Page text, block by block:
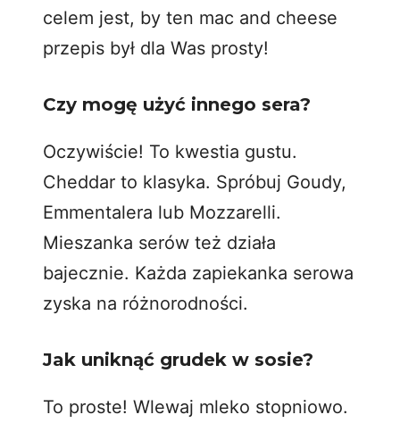
celem jest, by ten mac and cheese
przepis był dla Was prosty!
Czy mogę użyć innego sera?
Oczywiście! To kwestia gustu.
Cheddar to klasyka. Spróbuj Goudy,
Emmentalera lub Mozzarelli.
Mieszanka serów też działa
bajecznie. Każda zapiekanka serowa
zyska na różnorodności.
Jak uniknąć grudek w sosie?
To proste! Wlewaj mleko stopniowo.